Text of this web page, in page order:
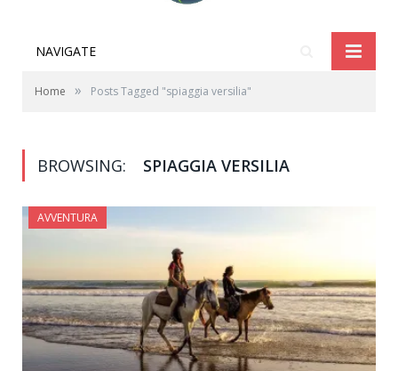
NAVIGATE
Home » Posts Tagged "spiaggia versilia"
BROWSING: SPIAGGIA VERSILIA
AVVENTURA